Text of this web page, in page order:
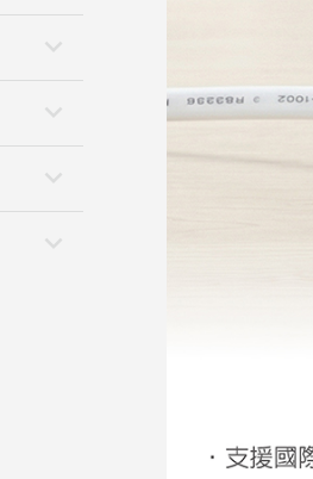
keyboard_arrow_down
keyboard_arrow_down
keyboard_arrow_down
keyboard_arrow_down